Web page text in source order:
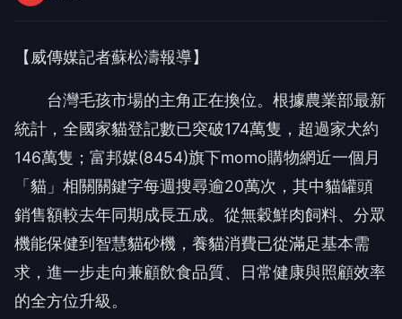
【威傳媒記者蘇松濤報導】
台灣毛孩市場的主角正在換位。根據農業部最新
統計，全國家貓登記數已突破174萬隻，超過家犬約
146萬隻；富邦媒(8454)旗下momo購物網近一個月
「貓」相關關鍵字每週搜尋逾20萬次，其中貓罐頭
銷售額較去年同期成長五成。從無穀鮮肉飼料、分眾
機能保健到智慧貓砂機，養貓消費已從滿足基本需
求，進一步走向兼顧飲食品質、日常健康與照顧效率
的全方位升級。